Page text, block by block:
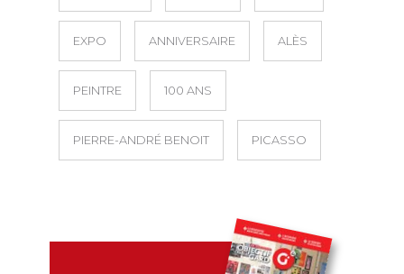
EXPO ANNIVERSAIRE ALÈS
PEINTRE 100 ANS
PIERRE-ANDRÉ BENOIT PICASSO